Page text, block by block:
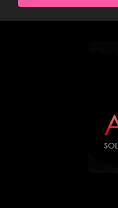
Empresas de
Impressoras
Locação de
Locação de
Locação de
Outsourcing
Outsourcing
Serviço de